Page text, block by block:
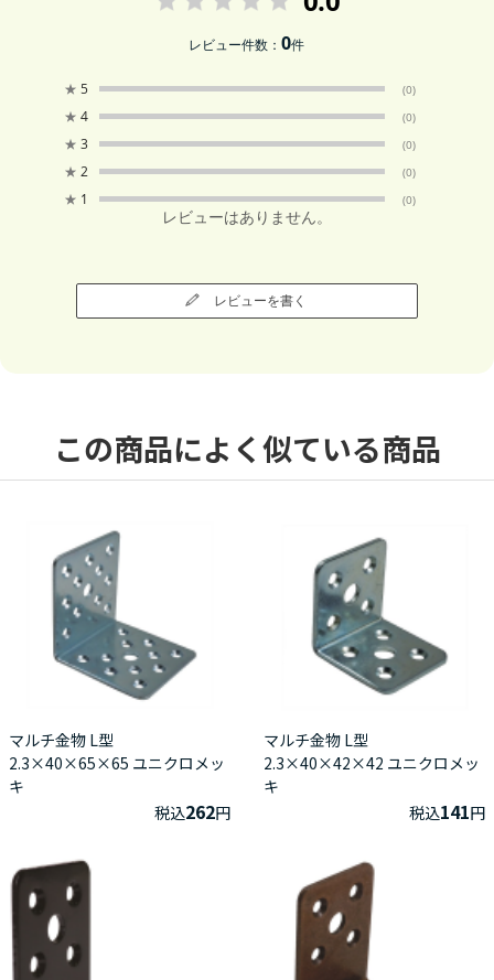
レビュー件数：0件
★ 5 (0)
★ 4 (0)
★ 3 (0)
★ 2 (0)
★ 1 (0)
レビューはありません。
レビューを書く
この商品によく似ている商品
マルチ金物 L型
2.3×40×65×65 ユニクロメッ
キ
税込262円
マルチ金物 L型
2.3×40×42×42 ユニクロメッ
キ
税込141円